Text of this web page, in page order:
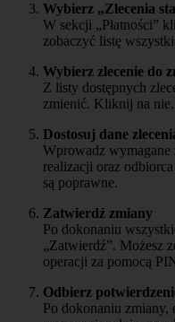
Wybierz „Zlecenia
W sekcji „Płatności”
zobaczyć listę
Wybierz zlecenie do
Z listy dostępnych
zmienić. Kliknij na nie,
Dostosuj dane
Wprowadz
realizacji oraz
są poprawne.
Zatwierdź zmiany
Po dokonaniu
„Zatwierdź”. Możesz
operacji za pomocą
Odbierz
Po dokonaniu zmiany,